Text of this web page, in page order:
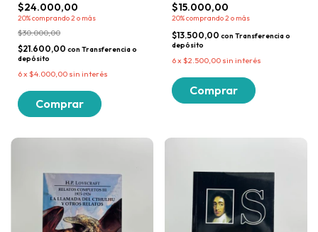
$24.000,00
20%comprando 2 o más
$30.000,00
$21.600,00 con Transferencia o
depósito
6x $4.000,00 sin interés
$15.000,00
20%comprando 2 o más
$13.500,00 con Transferencia o
depósito
6x $2.500,00 sin interés